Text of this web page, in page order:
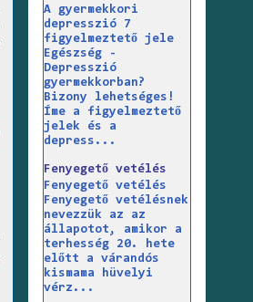
A gyermekkori
depresszió 7
figyelmeztető jele
Egészség -
Depresszió
gyermekkorban?
Bizony lehetséges!
Íme a figyelmeztető
jelek és a
depress...
Fenyegető vetélés
Fenyegető vetélés
Fenyegető vetélésnek
nevezzük az az
állapotot, amikor a
terhesség 20. hete
előtt a várandós
kismama hüvelyi
vérz...